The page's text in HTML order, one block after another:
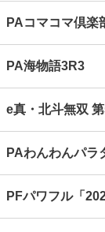
PAコマコマ倶
PA海物語3R3
e真・北斗無双
PAわんわんパラ
PFパワフル「